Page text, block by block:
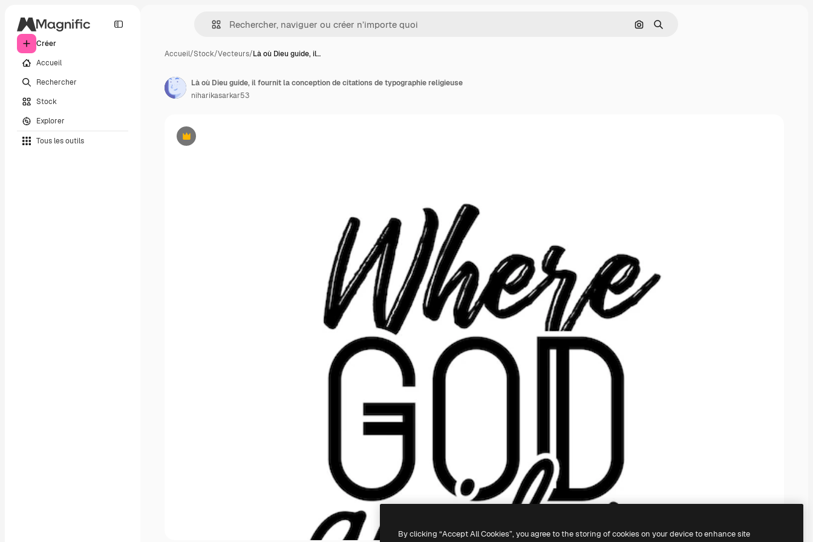
Créer
Accueil
Rechercher
Stock
Explorer
Tous les outils
Rechercher par image
Rechercher
Accueil/Stock/Vecteurs/Là où Dieu guide, il…
Premium
Là où Dieu guide, il fournit la conception de citations de typographie religieuse
niharikasarkar53
By clicking “Accept All Cookies”, you agree to the storing of cookies on your device to enhance site